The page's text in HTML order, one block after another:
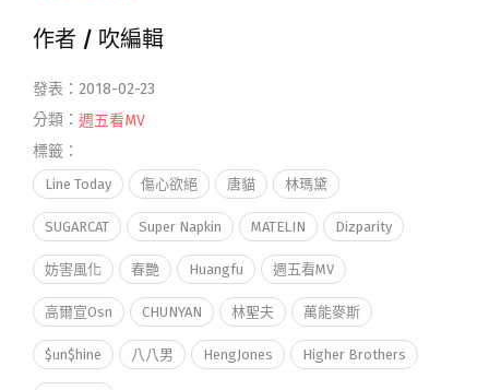
作者 / 吹編輯
發表：2018-02-23
分類： 週五看MV
標籤：
Line Today 傷心欲絕 唐貓 林瑪黛
SUGARCAT Super Napkin MATELIN Dizparity
妨害風化 春艷 Huangfu 週五看MV
高爾宣Osn CHUNYAN 林聖夫 萬能麥斯
$un$hine 八八男 HengJones Higher Brothers